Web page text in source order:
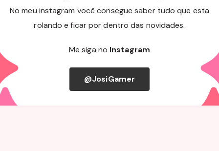
No meu instagram você consegue saber tudo que esta
rolando e ficar por dentro das novidades.
Me siga no Instagram
@JosiGamer